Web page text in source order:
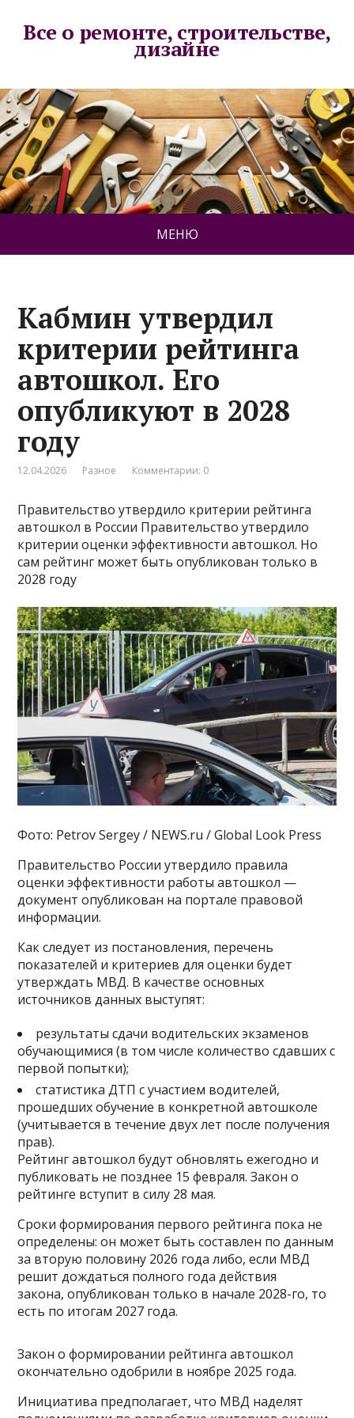
Все о ремонте, строительстве,
дизайне
МЕНЮ
Кабмин утвердил
критерии рейтинга
автошкол. Его
опубликуют в 2028
году
12.04.2026 Разное Комментарии: 0
Правительство утвердило критерии рейтинга
автошкол в России Правительство утвердило
критерии оценки эффективности автошкол. Но
сам рейтинг может быть опубликован только в
2028 году
Фото: Petrov Sergey / NEWS.ru / Global Look Press
Правительство России утвердило правила
оценки эффективности работы автошкол —
документ опубликован на портале правовой
информации.
Как следует из постановления, перечень
показателей и критериев для оценки будет
утверждать МВД. В качестве основных
источников данных выступят:
результаты сдачи водительских экзаменов
обучающимися (в том числе количество сдавших с
первой попытки);
статистика ДТП с участием водителей,
прошедших обучение в конкретной автошколе
(учитывается в течение двух лет после получения
прав).
Рейтинг автошкол будут обновлять ежегодно и
публиковать не позднее 15 февраля. Закон о
рейтинге вступит в силу 28 мая.
Сроки формирования первого рейтинга пока не
определены: он может быть составлен по данным
за вторую половину 2026 года либо, если МВД
решит дождаться полного года действия
закона, опубликован только в начале 2028-го, то
есть по итогам 2027 года.
Закон о формировании рейтинга автошкол
окончательно одобрили в ноябре 2025 года.
Инициатива предполагает, что МВД наделят